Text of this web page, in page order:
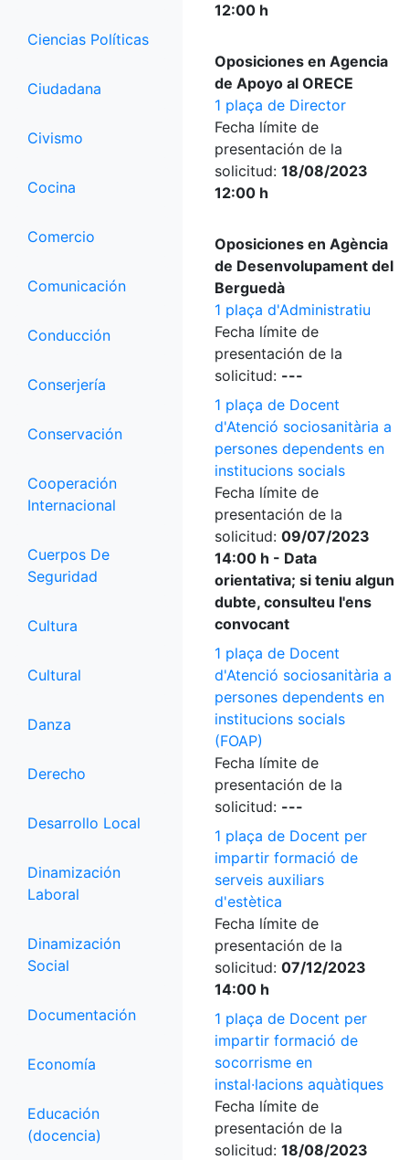
Ciencias Políticas
Ciudadana
Civismo
Cocina
Comercio
Comunicación
Conducción
Conserjería
Conservación
Cooperación
Internacional
Cuerpos De
Seguridad
Cultura
Cultural
Danza
Derecho
Desarrollo Local
Dinamización
Laboral
Dinamización
Social
Documentación
Economía
Educación
(docencia)
12:00 h
Oposiciones en Agencia
de Apoyo al ORECE
1 plaça de Director
Fecha límite de
presentación de la
solicitud: 18/08/2023
12:00 h
Oposiciones en Agència
de Desenvolupament del
Berguedà
1 plaça d'Administratiu
Fecha límite de
presentación de la
solicitud: ---
1 plaça de Docent
d'Atenció sociosanitària a
persones dependents en
institucions socials
Fecha límite de
presentación de la
solicitud: 09/07/2023
14:00 h - Data
orientativa; si teniu algun
dubte, consulteu l'ens
convocant
1 plaça de Docent
d'Atenció sociosanitària a
persones dependents en
institucions socials
(FOAP)
Fecha límite de
presentación de la
solicitud: ---
1 plaça de Docent per
impartir formació de
serveis auxiliars
d'estètica
Fecha límite de
presentación de la
solicitud: 07/12/2023
14:00 h
1 plaça de Docent per
impartir formació de
socorrisme en
instal·lacions aquàtiques
Fecha límite de
presentación de la
solicitud: 18/08/2023